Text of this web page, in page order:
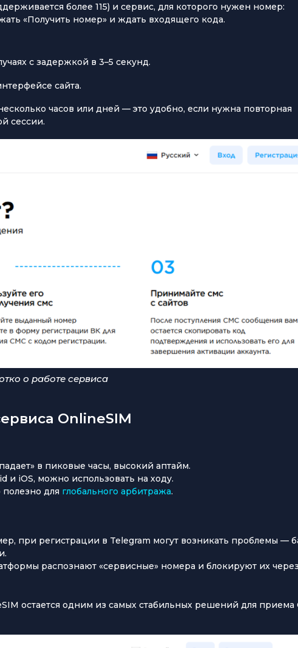
более 115) и сервис, для которого нужен номер:
«Получить номер» и ждать входящего кода.
с задержкой в 3–5 секунд.
сайта.
часов или дней — это удобно, если нужна повторная
сессии.
о работе сервиса
OnlineSIM
в пиковые часы, высокий аптайм.
и iOS, можно использовать на ходу.
для глобального арбитража.
при регистрации в Telegram могут возникать проблемы —
распознают «сервисные» номера и блокируют их
остается одним из самых стабильных решений для